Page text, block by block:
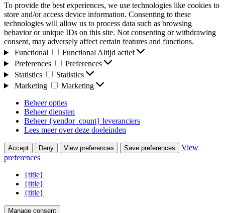
To provide the best experiences, we use technologies like cookies to
store and/or access device information. Consenting to these
technologies will allow us to process data such as browsing
behavior or unique IDs on this site. Not consenting or withdrawing
consent, may adversely affect certain features and functions.
Functional
Functional Altijd actief
Preferences
Preferences
Statistics
Statistics
Marketing
Marketing
Beheer opties
Beheer diensten
Beheer {vendor_count} leveranciers
Lees meer over deze doeleinden
Accept Deny View preferences Save preferences
View
preferences
{title}
{title}
{title}
Manage consent